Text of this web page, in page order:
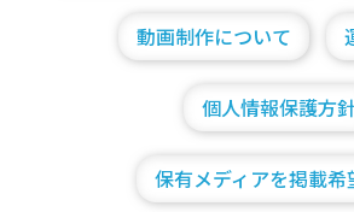
動画制作について
個人情報保護方
保有メディアを掲載希